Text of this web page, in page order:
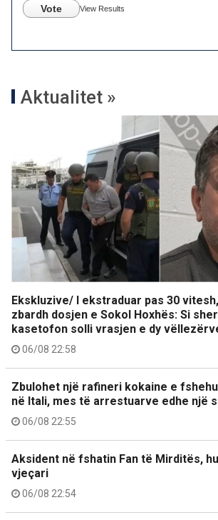
Vote View Results
Aktualitet »
Ekskluzive/ I ekstraduar pas 30
zbardh dosjen e Sokol Hoxhës: Si
kasetofon solli vrasjen e dy
06/08 22:58
Zbulohet një rafineri kokaine e
në Itali, mes të arrestuarve edhe një
06/08 22:55
Aksident në fshatin Fan të Mirditës,
vjeçari
06/08 22:54